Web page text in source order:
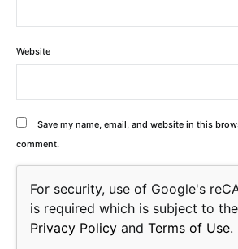
Website
Save my name, email, and website in this
comment.
For security, use of Google's
is required which is subject to
Privacy Policy and Terms of Use.